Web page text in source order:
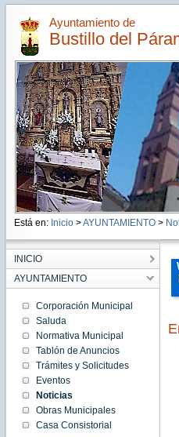
Ayuntamiento de
Bustillo del
Está en: Inicio >AYUNTAMIENTO>
INICIO
AYUNTAMIENTO
Corporación Municipal
Saluda
Normativa Municipal
Tablón de Anuncios
Trámites y Solicitudes
Eventos
Noticias
Obras Municipales
Casa Consistorial